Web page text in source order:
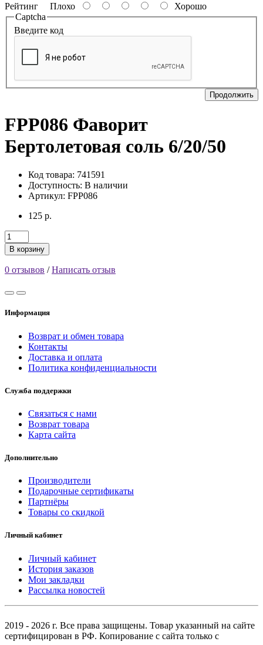
Рейтинг Плохо
Хорошо
Captcha
Введите код
Продолжить
FPP086 Фаворит
Бертолетовая соль 6/20/50
Код товара: 741591
Доступность: В наличии
Артикул: FPP086
125 р.
В корзину
0 отзывов /Написать отзыв
Информация
Возврат и обмен товара
Контакты
Доставка и оплата
Политика конфиденциальности
Служба поддержки
Связаться с нами
Возврат товара
Карта сайта
Дополнительно
Производители
Подарочные сертификаты
Партнёры
Товары со скидкой
Личный кабинет
Личный кабинет
История заказов
Мои закладки
Рассылка новостей
2019 - 2026 г. Все права защищены. Товар указанный на сайте
сертифицирован в РФ. Копирование с сайта только с